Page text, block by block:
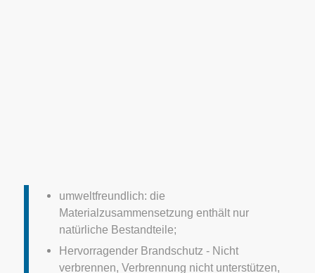
umweltfreundlich: die
Materialzusammensetzung enthält nur
natürliche Bestandteile;
Hervorragender Brandschutz - Nicht
verbrennen, Verbrennung nicht unterstützen,